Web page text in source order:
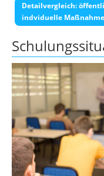
Detailvergleich:
indviduelle